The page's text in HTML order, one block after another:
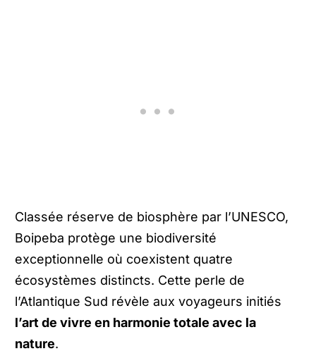
Classée réserve de biosphère par l’UNESCO,
Boipeba protège une biodiversité
exceptionnelle où coexistent quatre
écosystèmes distincts. Cette perle de
l’Atlantique Sud révèle aux voyageurs initiés
l’art de vivre en harmonie totale avec la
nature.